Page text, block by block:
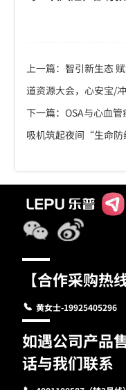
上一篇：智引新生态
道资源大会，心安宝/
下一篇：OSA与心血
吸机筑起夜间“生命防
【合作采购热线
黄女士-19925405296
如遇公司产品
话与我们联系